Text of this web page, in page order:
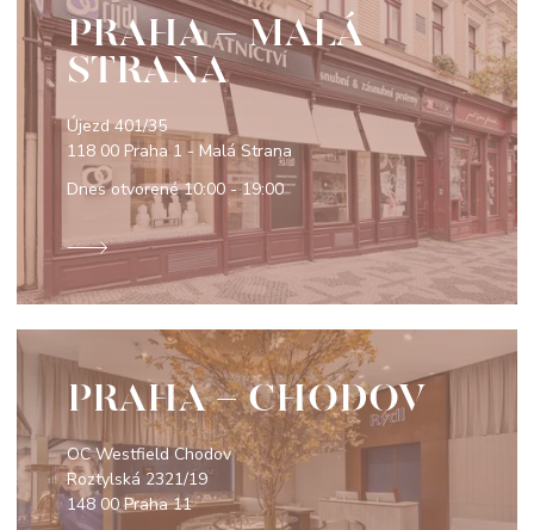
PRAHA - MALÁ
STRANA
Újezd 401/35
118 00 Praha 1 - Malá Strana
Dnes otvorené10:00 - 19:00
PRAHA - CHODOV
OC Westfield Chodov
Roztylská 2321/19
148 00 Praha 11